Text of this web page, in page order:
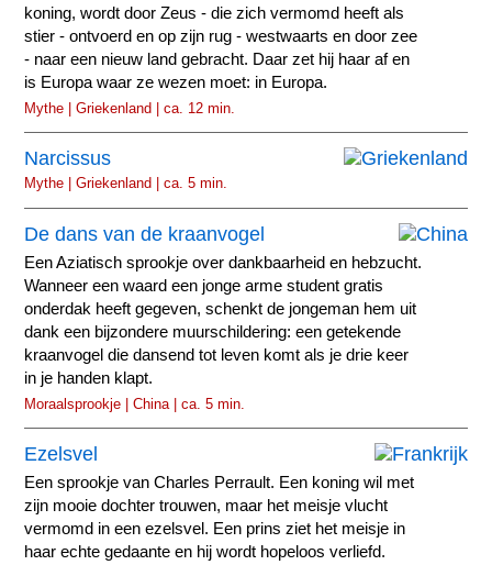
koning, wordt door Zeus - die zich vermomd heeft als
stier - ontvoerd en op zijn rug - westwaarts en door zee
- naar een nieuw land gebracht. Daar zet hij haar af en
is Europa waar ze wezen moet: in Europa.
Mythe | Griekenland | ca. 12 min.
Narcissus
Mythe | Griekenland | ca. 5 min.
De dans van de kraanvogel
Een Aziatisch sprookje over dankbaarheid en hebzucht.
Wanneer een waard een jonge arme student gratis
onderdak heeft gegeven, schenkt de jongeman hem uit
dank een bijzondere muurschildering: een getekende
kraanvogel die dansend tot leven komt als je drie keer
in je handen klapt.
Moraalsprookje | China | ca. 5 min.
Ezelsvel
Een sprookje van Charles Perrault. Een koning wil met
zijn mooie dochter trouwen, maar het meisje vlucht
vermomd in een ezelsvel. Een prins ziet het meisje in
haar echte gedaante en hij wordt hopeloos verliefd.